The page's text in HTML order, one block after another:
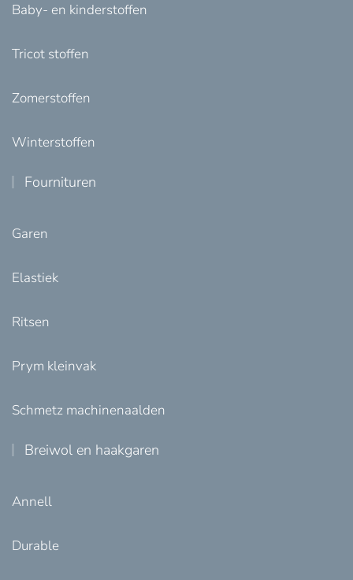
Baby- en kinderstoffen
Tricot stoffen
Zomerstoffen
Winterstoffen
Fournituren
Garen
Elastiek
Ritsen
Prym kleinvak
Schmetz machinenaalden
Breiwol en haakgaren
Annell
Durable